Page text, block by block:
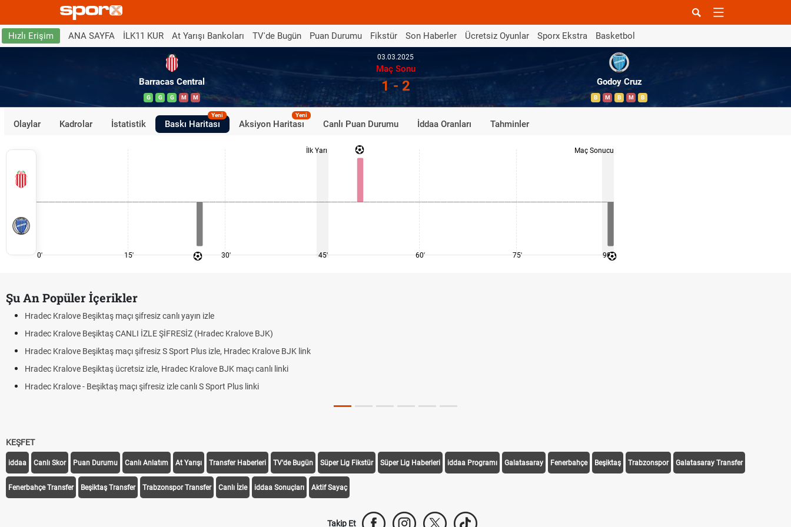
Hızlı Erişim ANA SAYFA İLK11 KUR At Yarışı Bankoları TV'de Bugün Puan Durumu Fikstür Son Haberler Ücretsiz Oyunlar Sporx Ekstra Basketbol
Barracas Central
G G G M M
03.03.2025
Maç Sonu
1 - 2 Godoy Cruz
B M B M B
Olaylar Kadrolar İstatistik Baskı Haritası
Yeni
Aksiyon Haritası
Yeni
Canlı Puan Durumu İddaa Oranları Tahminler
0' 15' 30'
İlk Yarı
45' 60' 75'
Maç Sonucu
90 '
Şu An Popüler İçerikler
Hradec Kralove Beşiktaş maçı şifresiz canlı yayın izle
Hradec Kralove Beşiktaş CANLI İZLE ŞİFRESİZ (Hradec Kralove BJK)
Hradec Kralove Beşiktaş maçı şifresiz S Sport Plus izle, Hradec Kralove BJK link
Hradec Kralove Beşiktaş ücretsiz izle, Hradec Kralove BJK maçı canlı linki
Hradec Kralove - Beşiktaş maçı şifresiz izle canlı S Sport Plus linki
KEŞFET
iddaa Canlı Skor Puan Durumu Canlı Anlatım At Yarışı Transfer Haberleri TV'de Bugün Süper Lig Fikstür Süper Lig Haberleri iddaa Programı Galatasaray Fenerbahçe Beşiktaş Trabzonspor Galatasaray Transfer
Fenerbahçe Transfer Beşiktaş Transfer Trabzonspor Transfer Canlı İzle iddaa Sonuçları Aktif Sayaç
Takip Et